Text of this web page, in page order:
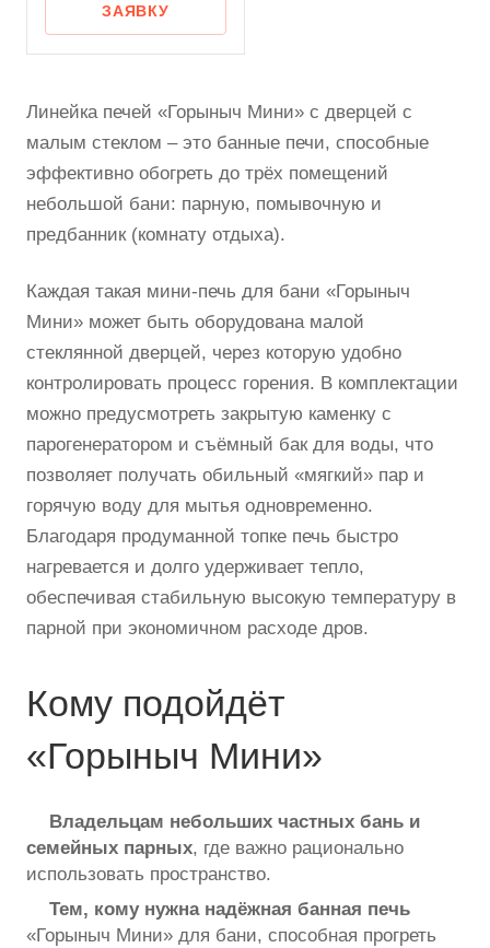
ЗАЯВКУ
Линейка печей «Горыныч Мини» с дверцей с
малым стеклом – это банные печи, способные
эффективно обогреть до трёх помещений
небольшой бани: парную, помывочную и
предбанник (комнату отдыха).
Каждая такая мини-печь для бани «Горыныч
Мини» может быть оборудована малой
стеклянной дверцей, через которую удобно
контролировать процесс горения. В комплектации
можно предусмотреть закрытую каменку с
парогенератором и съёмный бак для воды, что
позволяет получать обильный «мягкий» пар и
горячую воду для мытья одновременно.
Благодаря продуманной топке печь быстро
нагревается и долго удерживает тепло,
обеспечивая стабильную высокую температуру в
парной при экономичном расходе дров.
Кому подойдёт
«Горыныч Мини»
Владельцам небольших частных бань и
семейных парных, где важно рационально
использовать пространство.
Тем, кому нужна надёжная банная печь
«Горыныч Мини» для бани, способная прогреть